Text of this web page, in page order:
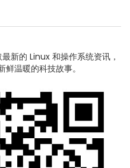
新的 Linux 和操作系统资讯，
温暖的科技故事。